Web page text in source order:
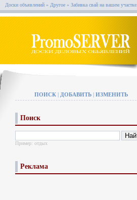
Доски объявлений » Другое » Забивка свай на вашем участке.
ПОИСК| ДОБАВИТЬ| ИЗМЕНИТЬ
Поиск
Пример: отдых
Реклама